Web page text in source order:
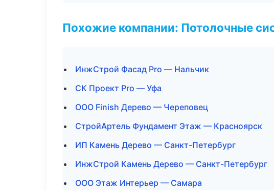
Похожие компании: Потолочные
ИнжСтрой Фасад Pro — Нальчик
СК Проект Pro — Уфа
ООО Finish Дерево — Череповец
СтройАртель Фундамент Этаж — Красноярск
ИП Камень Дерево — Санкт-Петербург
ИнжСтрой Камень Дерево — Санкт-Петербург
ООО Этаж Интерьер — Самара